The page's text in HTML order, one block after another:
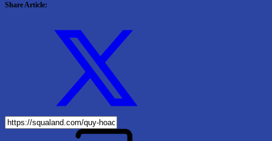
Share Article: